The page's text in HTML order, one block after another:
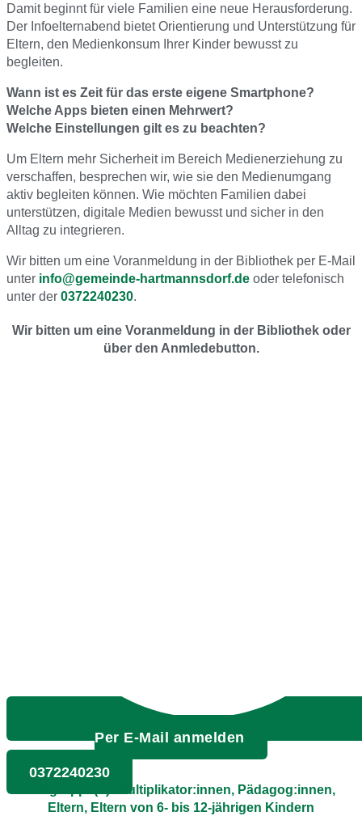
Damit beginnt für viele Familien eine neue Herausforderung.
Der Infoelternabend bietet Orientierung und Unterstützung für
Eltern, den Medienkonsum Ihrer Kinder bewusst zu
begleiten.
Wann ist es Zeit für das erste eigene Smartphone?
Welche Apps bieten einen Mehrwert?
Welche Einstellungen gilt es zu beachten?
Um Eltern mehr Sicherheit im Bereich Medienerziehung zu
verschaffen, besprechen wir, wie sie den Medienumgang
aktiv begleiten können. Wie möchten Familien dabei
unterstützen, digitale Medien bewusst und sicher in den
Alltag zu integrieren.
Wir bitten um eine Voranmeldung in der Bibliothek per E-Mail
unter info@gemeinde-hartmannsdorf.de oder telefonisch
unter der 0372240230.
Wir bitten um eine Voranmeldung in der Bibliothek oder
über den Anmledebutton.
Per E-Mail anmelden
0372240230
Zielgruppe(n): Multiplikator:innen, Pädagog:innen,
Eltern, Eltern von 6- bis 12-jährigen Kindern